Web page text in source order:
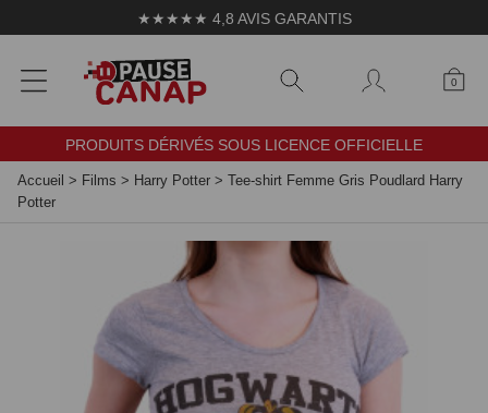
★★★★★ 4,8 AVIS GARANTIS
0
PRODUITS DÉRIVÉS SOUS LICENCE OFFICIELLE
Accueil > Films > Harry Potter > Tee-shirt Femme Gris Poudlard Harry
Potter
Panneau de gestion des cookies